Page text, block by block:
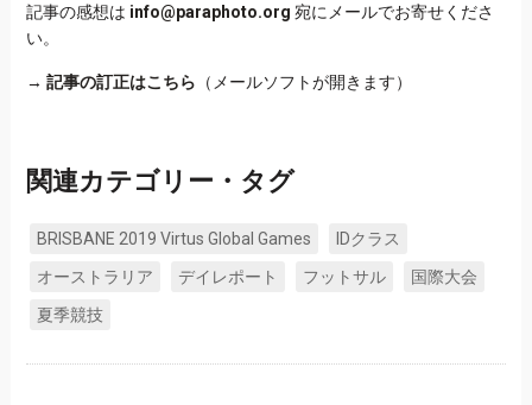
記事の感想は info@paraphoto.org 宛にメールでお寄せくださ
い。
→ 記事の訂正はこちら （メールソフトが開きます）
関連カテゴリー・タグ
BRISBANE 2019 Virtus Global Games
IDクラス
オーストラリア
デイレポート フットサル
国際大会
夏季競技